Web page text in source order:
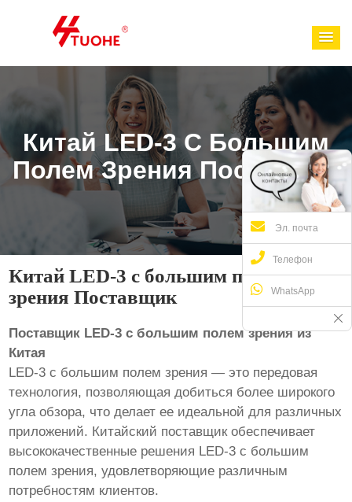
Китай LED-3 С Большим
Полем Зрения Поставщик
Китай LED-3 с большим полем
зрения Поставщик
Поставщик LED-3 с большим полем зрения из
Китая
LED-3 с большим полем зрения — это передовая
технология, позволяющая добиться более широкого
угла обзора, что делает ее идеальной для различных
приложений. Китайский поставщик обеспечивает
высококачественные решения LED-3 с большим
полем зрения, удовлетворяющие различным
потребностям клиентов.
Эл. почта
Телефон
WhatsApp